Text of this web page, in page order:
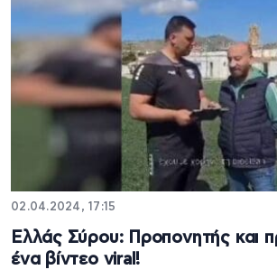
02.04.2024, 17:15
Ελλάς Σύρου: Προπονητής και
ένα βίντεο viral!